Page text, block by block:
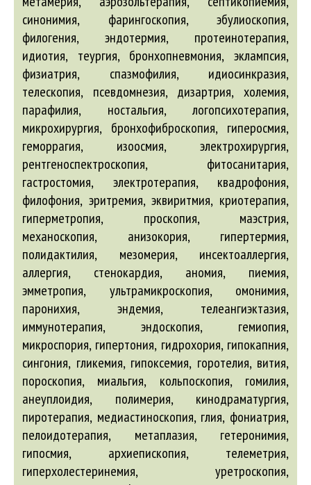
синонимия, фарингоскопия, эбулиоскопия,
филогения, эндотермия, протеинотерапия,
идиотия, теургия, бронхопневмония, эклампсия,
физиатрия, спазмофилия, идиосинкразия,
телескопия, псевдомнезия, дизартрия, холемия,
парафилия, ностальгия, логопсихотерапия,
микрохирургия, бронхофиброскопия, гиперосмия,
геморрагия, изоосмия, электрохирургия,
рентгеноспектроскопия, фитосанитария,
гастростомия, электротерапия, квадрофония,
филофония, эритремия, эквиритмия, криотерапия,
гиперметропия, проскопия, маэстрия,
механоскопия, анизокория, гипертермия,
полидактилия, мезомерия, инсектоаллергия,
аллергия, стенокардия, аномия, пиемия,
эмметропия, ультрамикроскопия, омонимия,
паронихия, эндемия, телеангиэктазия,
иммунотерапия, эндоскопия, гемиопия,
микроспория, гипертония, гидрохория, гипокапния,
сингония, гликемия, гипоксемия, горотелия, вития,
пороскопия, миальгия, кольпоскопия, гомилия,
анеуплоидия, полимерия, кинодраматургия,
пиротерапия, медиастиноскопия, глия, фониатрия,
пелоидотерапия, метаплазия, гетеронимия,
гипосмия, архиепископия, телеметрия,
гиперхолестеринемия, уретроскопия,